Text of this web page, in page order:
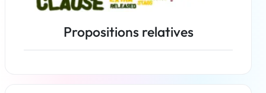
Propositions relatives